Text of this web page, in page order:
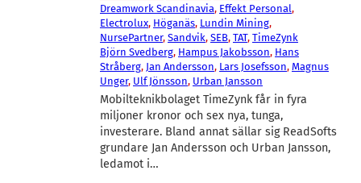
Dreamwork Scandinavia, Effekt Personal
Electrolux, Höganäs, Lundin Mining
NursePartner, Sandvik, SEB, TAT, TimeZynk
Björn Svedberg, Hampus Jakobsson, Hans
Stråberg, Jan Andersson, Lars Josefsson, Magnus
Unger, Ulf Jönsson, Urban Jansson
Mobilteknikbolaget TimeZynk får in fyra
miljoner kronor och sex nya, tunga,
investerare. Bland annat sällar sig ReadSofts
grundare Jan Andersson och Urban Jansson,
ledamot i…